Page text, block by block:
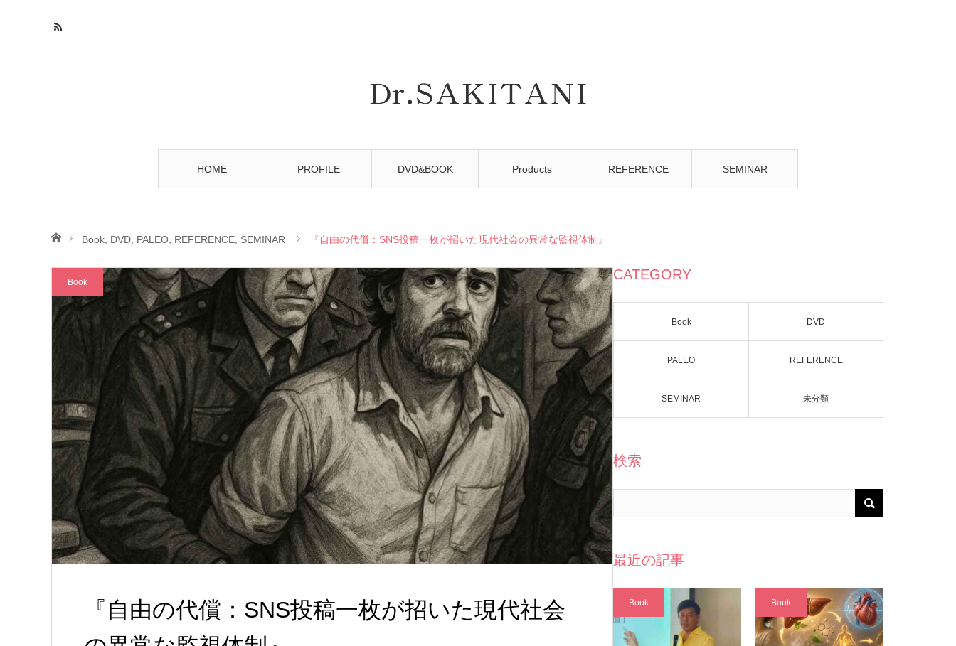
HOME PROFILE DVD&BOOK Products REFERENCE SEMINAR
ホームBook DVD PALEO REFERENCE SEMINAR 『自由の代償：SNS投稿一枚が招いた現代社会の異常な監視体制』
Book
『自由の代償：SNS投稿一枚が招いた現代社会
CATEGORY
Book DVD
PALEO REFERENCE
SEMINAR 未分類
検索
最近の記事
Book Book